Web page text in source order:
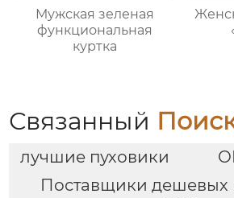
Мужская зеленая
функциональная
куртка
Связанный
лучшие пуховики
Поставщики дешевых